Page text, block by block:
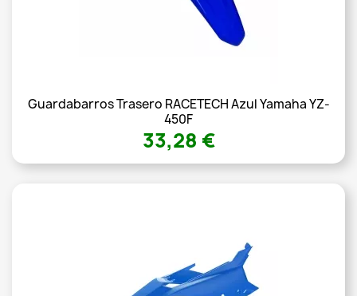
Guardabarros Trasero RACETECH Azul Yamaha YZ-
450F
33,28 €